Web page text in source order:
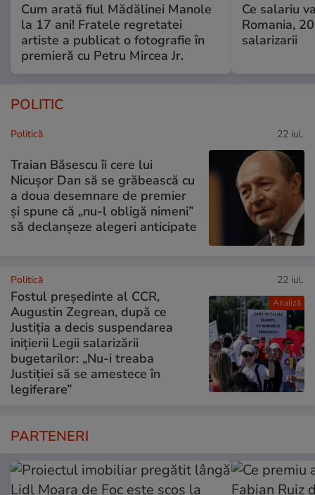
Cum arată fiul Mădălinei Manole
la 17 ani! Fratele regretatei
artiste a publicat o fotografie în
premieră cu Petru Mircea Jr.
Ce salariu
Romania,
salarizarii
POLITIC
Politică 22 iul.
Traian Băsescu îi cere lui
Nicușor Dan să se grăbească cu
a doua desemnare de premier
și spune că „nu-l obligă nimeni”
să declanșeze alegeri anticipate
Analiză
Politică 22 iul.
Fostul președinte al CCR,
Augustin Zegrean, după ce
Justiția a decis suspendarea
inițierii Legii salarizării
bugetarilor: „Nu-i treaba
Justiției să se amestece în
legiferare”
PARTENERI